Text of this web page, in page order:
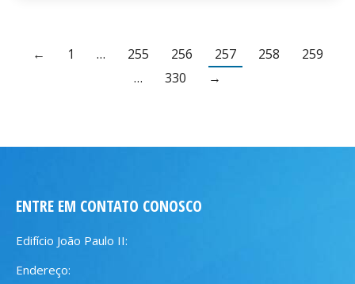
← 1 … 255 256 257 258
259
…
330 →
ENTRE EM CONTATO CONOSCO
Edifício João Paulo II:
Endereço: